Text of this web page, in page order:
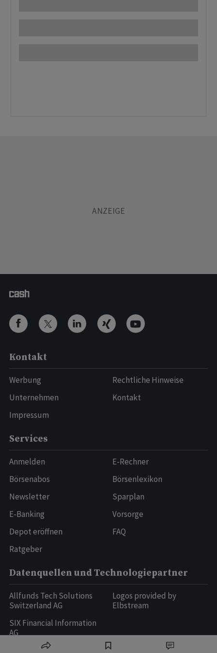
Kontakt
Werbung
Unternehmen
Impressum
Rechtliche Hinweise
Kontakt
Services
Anmelden
Börsenabos
Newsletter
E-Banking
Depot eröffnen
Ratgeber
E-Rechner
Börsenlexikon
Sparplan
Vorsorge
FAQ
Datenquellen und Technologiepartner
Allfunds Tech Solutions
Switzerland AG
SIX Financial Information
AG
Logos provided by
Elbstream